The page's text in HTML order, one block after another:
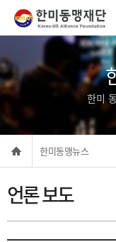
한미
한미동맹뉴스
언론 보도